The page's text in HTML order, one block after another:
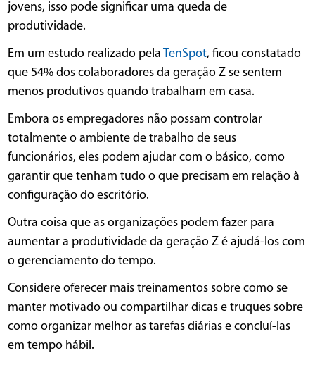
jovens, isso pode significar uma queda de
produtividade.
Em um estudo realizado pelaTenSpot, ficou constatado
que 54% dos colaboradores da geração Z se sentem
menos produtivos quando trabalham em casa.
Embora os empregadores não possam controlar
totalmente o ambiente de trabalho de seus
funcionários, eles podem ajudar com o básico, como
garantir que tenham tudo o que precisam em relação à
configuração do escritório.
Outra coisa que as organizações podem fazer para
aumentar a produtividade da geração Z é ajudá-los com
o gerenciamento do tempo.
Considere oferecer mais treinamentos sobre como se
manter motivado ou compartilhar dicas e truques sobre
como organizar melhor as tarefas diárias e concluí-las
em tempo hábil.